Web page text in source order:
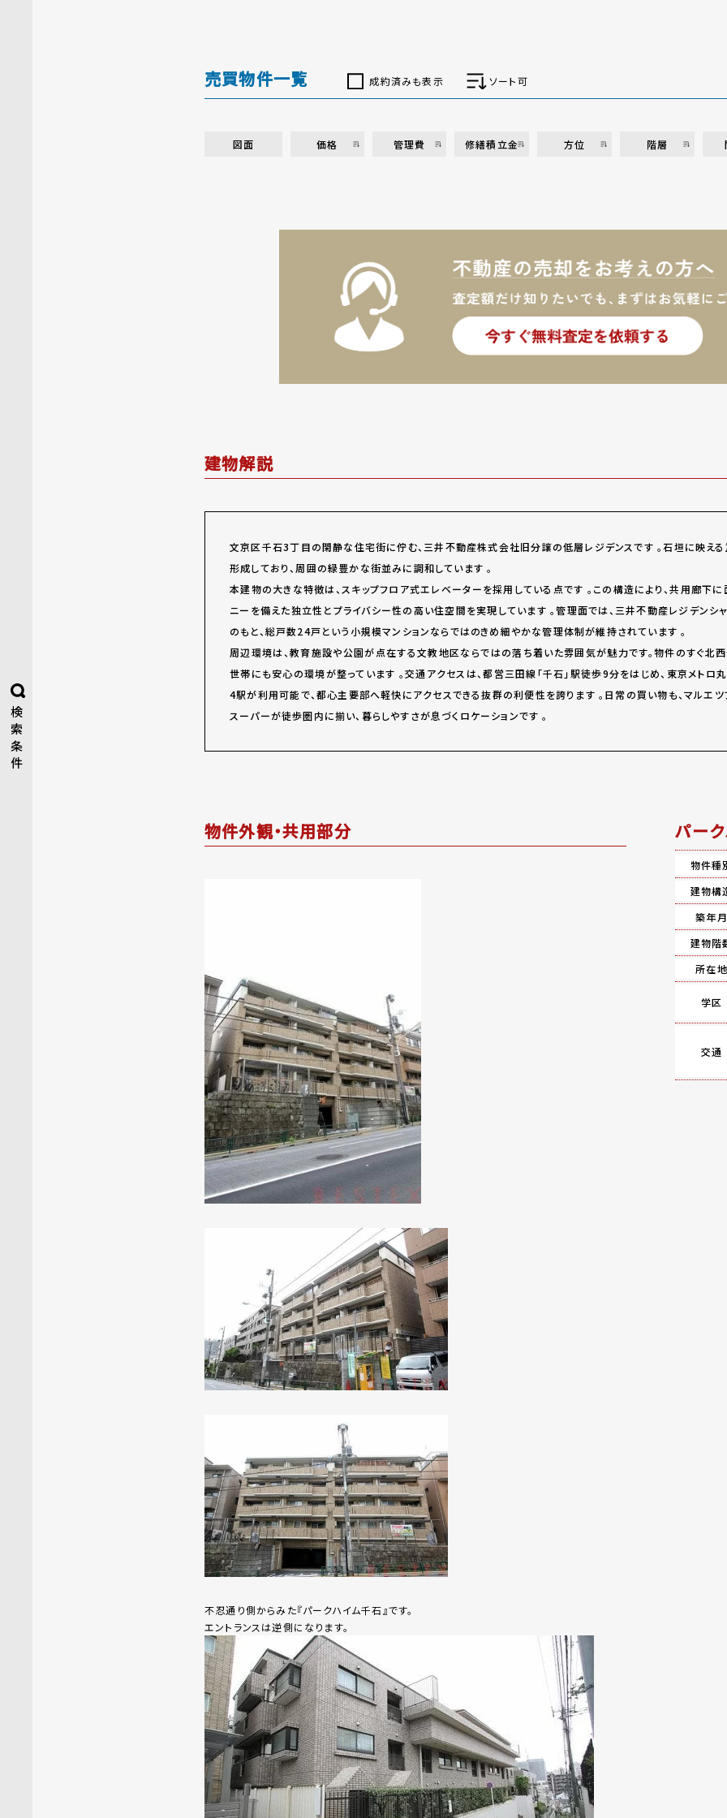
検
索
条
件
売買物件一覧 成約済みも表示 ソート可
図面 価格 管理費 修繕積立金 方位 階層
建物解説
文京区千石3丁目の閑静な住宅街に佇む、三井不動産株式会社旧分譲の低層レジデンスです。石垣に映え
形成しており、周囲の緑豊かな街並みに調和しています。
本建物の大きな特徴は、 スキップフロア式エレベーターを採用している点です 。この構造により、共用廊下
ニー を備えた独立性とプライバシー性の高い住空間を実現しています。管理面では、三井不動産レジデンシ
のもと、総戸数24戸という小規模マンションならではのきめ細やかな管理体制が維持されています。
周辺環境は、教育施設や公園が点在する文教地区ならではの落ち着いた雰囲気が魅力です。物件のすぐ北
世帯にも安心の環境が整っています 。交通アクセスは、都営三田線「千石 」駅徒歩9分をはじめ、東京メトロ
4駅が利用可能で、都心主要部へ軽快にアクセスできる抜群の利便性を誇ります。日常の買い物も、マルエ
スーパーが徒歩圏内に揃い、暮らしやすさが息づくロケーションです。
物件外観・共用部分
不忍通り側からみた『パークハイム千石』です。
エントランスは逆側になります。
パー
物件種
建物構
築年月
建物階
所在地
学区
交通